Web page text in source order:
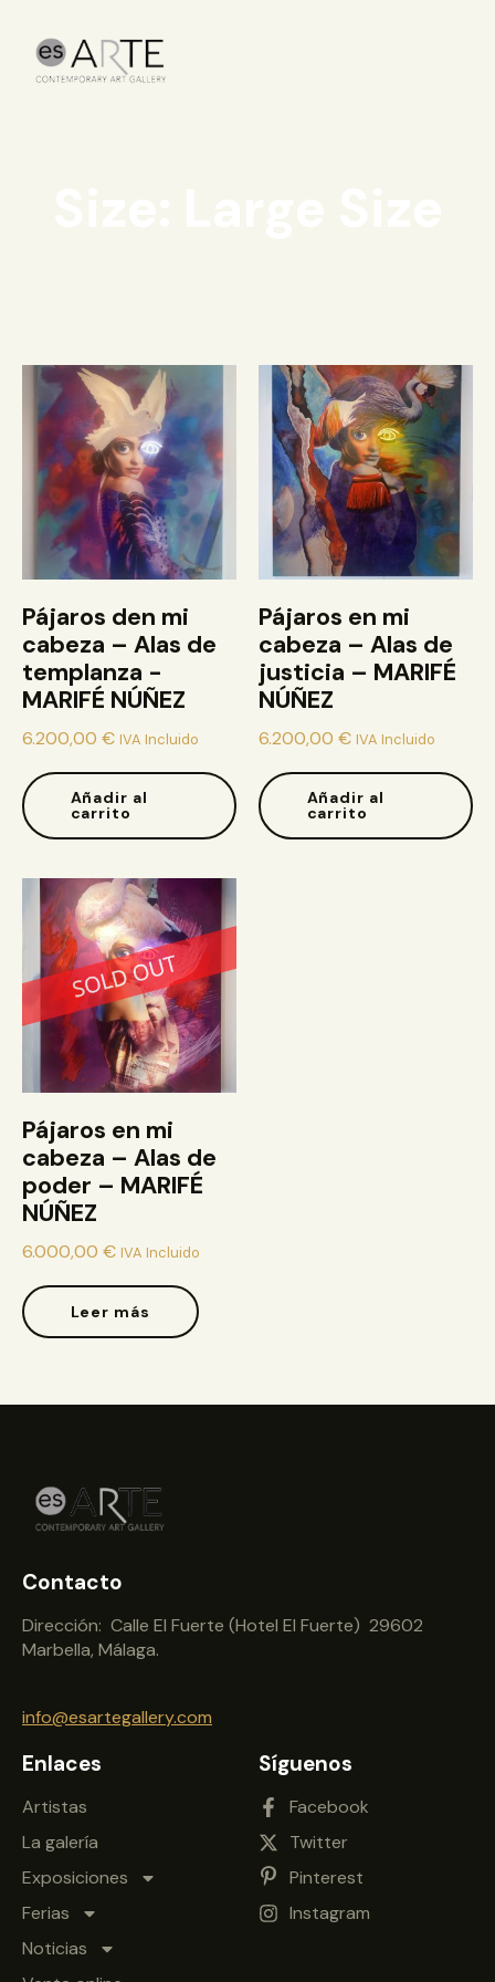
Pájaros den mi
cabeza – Alas de
templanza -
MARIFÉ NÚÑEZ
6.200,00 € IVA Incluido
Añadir al
carrito
Pájaros en mi
cabeza – Alas de
justicia – MARIFÉ
NÚÑEZ
6.200,00 € IVA Incluido
Añadir al
carrito
Pájaros en mi
cabeza – Alas de
poder – MARIFÉ
NÚÑEZ
6.000,00 € IVA Incluido
Leer más
Contacto
Dirección: Calle El Fuerte (Hotel El Fuerte) 29602
Marbella, Málaga.
info@esartegallery.com
Enlaces
Artistas
La galería
Exposiciones
Ferias
Noticias
Síguenos
Facebook
Twitter
Pinterest
Instagram